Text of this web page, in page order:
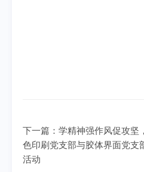
下一篇： 学精神强作风促攻
色印刷党支部与胶体界面党支
活动